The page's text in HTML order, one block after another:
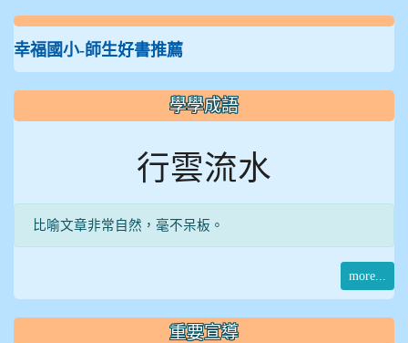
幸福國小-師生好書推薦
學學成語
行雲流水
比喻文章非常自然，毫不呆板。
more...
重要宣導